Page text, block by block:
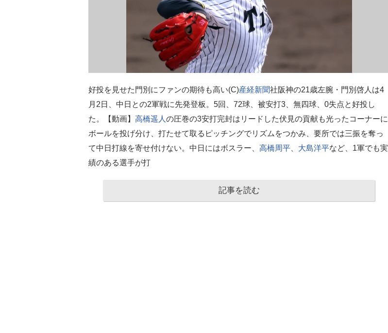
好投を見せた門別にファンの期待も高い(C)産経新聞社阪神の21歳左腕・門別啓人は4
月2日、中日との2軍戦に先発登板。5回、72球、被安打3、無四球、0失点と好投し
た。【動画】 高橋遥人 の圧巻の3安打完封はリードした伏見の貢献も光ったコーナーに
ボールを投げ分け、打たせて取るピッチングでリズムをつかみ、要所では三振を奪っ
て中日打線を寄せ付けない。中日にはボスラー、 高橋周平 大島洋平など、1軍でも実
績のある選手が打
記事を読む